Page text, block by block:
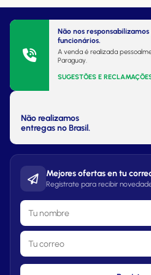
Não nos
funcionários.
A venda é realizada
Paraguay.
SUGESTÕES E
Não realizamos
entregas no Brasil.
Mejores ofertas en tu
Regístrate para recibir